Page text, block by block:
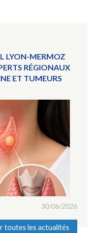
LYON-MERMOZ
RÉGIONAUX
ET TUMEURS
30/06/2026
toutes les actualités